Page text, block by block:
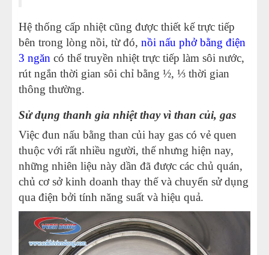
Hệ thống cấp nhiệt cũng được thiết kế trực tiếp
bên trong lòng nồi, từ đó, nồi nấu phở bằng điện
3 ngăn có thể truyền nhiệt trực tiếp làm sôi nước,
rút ngắn thời gian sôi chỉ bằng ½, ⅓ thời gian
thông thường.
Sử dụng thanh gia nhiệt thay vì than củi, gas
Việc đun nấu bằng than củi hay gas có vẻ quen
thuộc với rất nhiều người, thế nhưng hiện nay,
những nhiên liệu này dần đã được các chủ quán,
chủ cơ sở kinh doanh thay thế và chuyển sử dụng
qua điện bởi tính năng suất và hiệu quả.